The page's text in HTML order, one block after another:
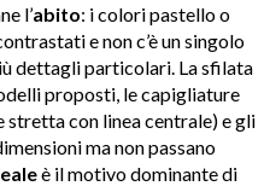
l’abito: i colori pastello o
e non c’è un singolo
dettagli particolari. La sfilata
proposti, le capigliature
stretta con linea centrale) e gli
ma non passano
è il motivo dominante di